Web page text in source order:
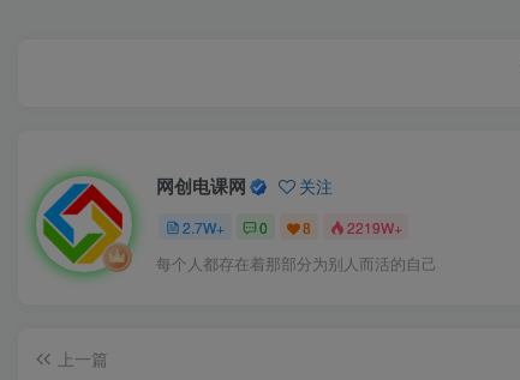
网创电课网 关注
2.7W+ 0 8 2219W+
每个人都存在着那部分为别人而活的自己
上一篇